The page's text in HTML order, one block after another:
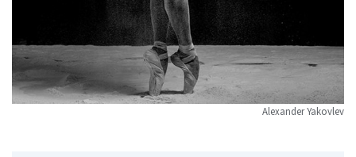
Alexander Yakovlev